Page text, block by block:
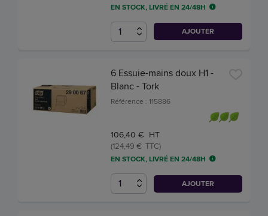
EN STOCK, LIVRÉ EN 24/48H
AJOUTER
6 Essuie-mains doux H1 -
Blanc - Tork
Référence : 115886
106,40 € HT
(124,49 € TTC)
EN STOCK, LIVRÉ EN 24/48H
AJOUTER